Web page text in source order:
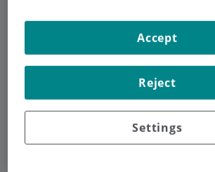
preferencias estando muy bien
Así pues, en unaprimera visita,
informar al paciente de todas sus
para que conociendo al máximo su
pueda decidir sobre sus pruebas
diversos tratamientos.
seguimiento en consulta cada 6
Settings
Reject
Accept